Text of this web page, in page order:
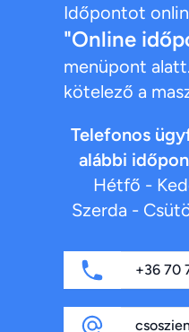
Időpontot
"Online
menüpont
kötelező a
Telefonos
alábbi
Hétfő -
Szerda -
+36 70